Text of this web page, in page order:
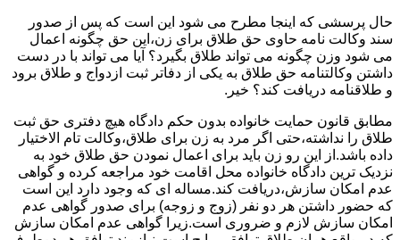
حال پرسشی که اینجا مطرح می شود این است که پس از صدور
سند وکالت نامه حاوی حق طلاق برای زن،این حق چگونه اعمال
می شود وزن چگونه می تواند طلاق بگیرد؟ آیا می تواند با در دست
داشتن وکالتنامه حق طلاق به یکی از دفاتر ثبت ازدواج و طلاق برود
و طلاقنامه دریافت کند؟ خیر.
مطابق قانون حمایت خانواده بدون حکم دادگاه هیچ دفتری حق ثبت
طلاق را نداشته،حتی اگر مرد به زن برای طلاق،وکالت تام الاختیار
داده باشد.از این رو زن باید برای اعمال نمودن حق طلاق خود به
نزدیک ترین دادگاه خانواده محل اقامت خود مراجعه کرده و گواهی
عدم امکان سازش،دریافت کند.مساله ای که وجود دارد این است
که حضور داشتن هر دو نفر (زوج و زوجه) برای صدور گواهی عدم
امکان سازش لازم و ضروری است.زیرا گواهی عدم امکان سازش